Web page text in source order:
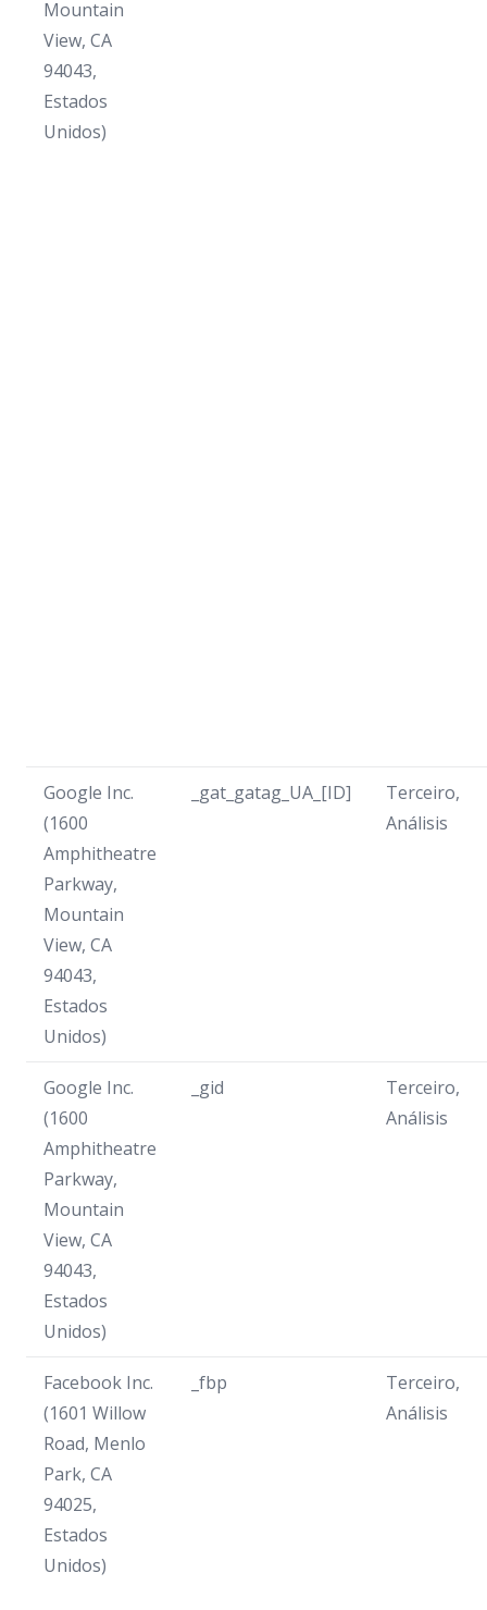
Mountain
View, CA
94043,
Estados
Unidos)
Google Inc.
(1600
Amphitheatre
Parkway,
Mountain
View, CA
94043,
Estados
Unidos)
_gat_gatag_UA_[ID]
Terceiro,
Análisis
Google Inc.
(1600
Amphitheatre
Parkway,
Mountain
View, CA
94043,
Estados
Unidos)
_gid
Terceiro,
Análisis
Facebook Inc.
(1601 Willow
Road, Menlo
Park, CA
94025,
Estados
Unidos)
_fbp
Terceiro,
Análisis